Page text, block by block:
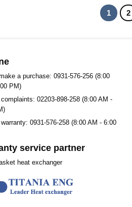
1 2
a purchase: 0931-576-256 (8:00
PM)
02203-898-258 (8:00 AM -
0931-576-258 (8:00 AM - 6:00
service partner
heat exchanger